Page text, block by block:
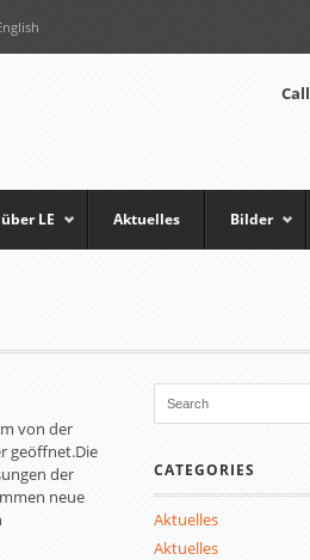
Call
LE Aktuelles Bilder
von der
geöffnet.Die
der
neue
CATEGORIES
Aktuelles
Aktuelles